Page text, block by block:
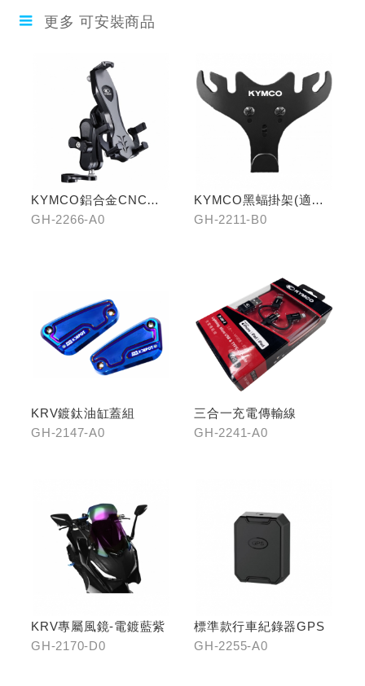
更多 可安裝商品
KYMCO鋁合金CNC減
震手機架
GH-2266-A0
KYMCO黑蝠掛架(適用
原車可收折掛
GH-2211-B0
KRV鍍鈦油缸蓋組
GH-2147-A0
三合一充電傳輸線
GH-2241-A0
KRV專屬風鏡-電鍍藍紫
GH-2170-D0
標準款行車紀錄器GPS
GH-2255-A0